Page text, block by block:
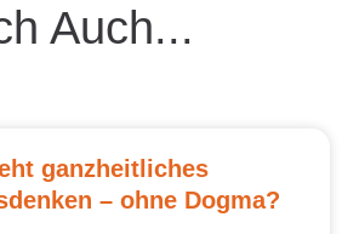
Auch...
ganzheitliches
– ohne Dogma?